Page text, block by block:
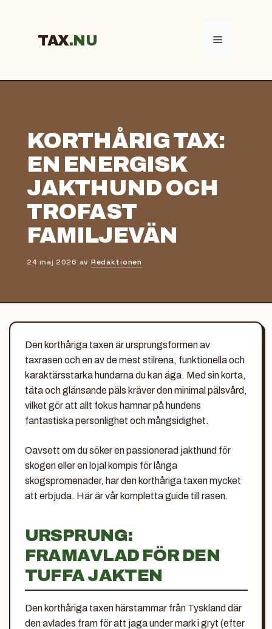
TAX Meny
KORTHÅRIG TAX:
EN ENERGISK
JAKTHUND OCH
TROFAST
FAMILJEVÄN
24 maj 2026 av Redaktionen
Den korthåriga taxen är ursprungsformen av
taxrasen och en av de mest stilrena, funktionella och
karaktärsstarka hundarna du kan äga. Med sin korta,
täta och glänsande päls kräver den minimal pälsvård,
vilket gör att allt fokus hamnar på hundens
fantastiska personlighet och mångsidighet.
Oavsett om du söker en passionerad jakthund för
skogen eller en lojal kompis för långa
skogspromenader, har den korthåriga taxen mycket
att erbjuda. Här är vår kompletta guide till rasen.
URSPRUNG:
FRAMAVLAD FÖR DEN
TUFFA JAKTEN
Den korthåriga taxen härstammar från Tyskland där
den avlades fram för att jaga under mark i gryt (efter